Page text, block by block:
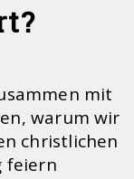
mit
warum wir
christlichen
feiern